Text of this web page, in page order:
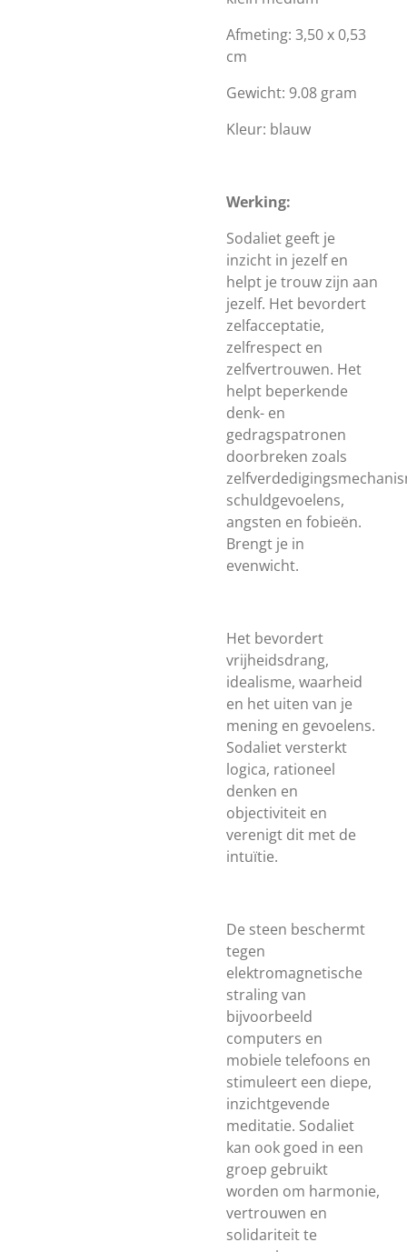
Afmeting: 3,50 x 0,53
cm
Gewicht: 9.08 gram
Kleur: blauw
Werking:
Sodaliet geeft je
inzicht in jezelf en
helpt je trouw zijn aan
jezelf. Het bevordert
zelfacceptatie,
zelfrespect en
zelfvertrouwen. Het
helpt beperkende
denk- en
gedragspatronen
doorbreken zoals
schuldgevoelens,
angsten en fobieën.
Brengt je in
evenwicht.
Het bevordert
vrijheidsdrang,
idealisme, waarheid
en het uiten van je
mening en gevoelens.
Sodaliet versterkt
logica, rationeel
denken en
objectiviteit en
verenigt dit met de
intuïtie.
De steen beschermt
tegen
elektromagnetische
straling van
bijvoorbeeld
computers en
mobiele telefoons en
stimuleert een diepe,
inzichtgevende
meditatie. Sodaliet
kan ook goed in een
groep gebruikt
worden om harmonie,
vertrouwen en
solidariteit te